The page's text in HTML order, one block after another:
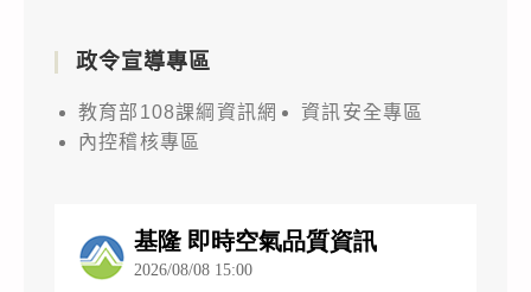
政令宣導專區
教育部108課綱資訊網
資訊安全專區
內控稽核專區